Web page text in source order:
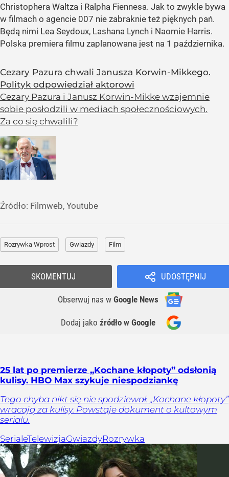
Christophera Waltza i Ralpha Fiennesa. Jak to zwykle bywa
w filmach o agencie 007 nie zabraknie też pięknych pań.
Będą nimi Lea Seydoux, Lashana Lynch i Naomie Harris.
Polska premiera filmu zaplanowana jest na 1 października.
Cezary Pazura chwali Janusza Korwin-Mikkego.
Polityk odpowiedział aktorowi
Cezary Pazura i Janusz Korwin-Mikke wzajemnie
sobie posłodzili w mediach społecznościowych.
Za co się chwalili?
Źródło: Filmweb, Youtube
Rozrywka Wprost Gwiazdy Film
UDOSTĘPNIJ
Obserwuj nas w Google News
Dodaj jako źródło w Google
SKOMENTUJ
25 lat po premierze „Kochane kłopoty” odsłonią
kulisy. HBO Max szykuje niespodziankę
Tego chyba nikt się nie spodziewał. „Kochane kłopoty”
wracają za kulisy. Powstaje dokument o kultowym
serialu.
SerialeTelewizjaGwiazdyRozrywka